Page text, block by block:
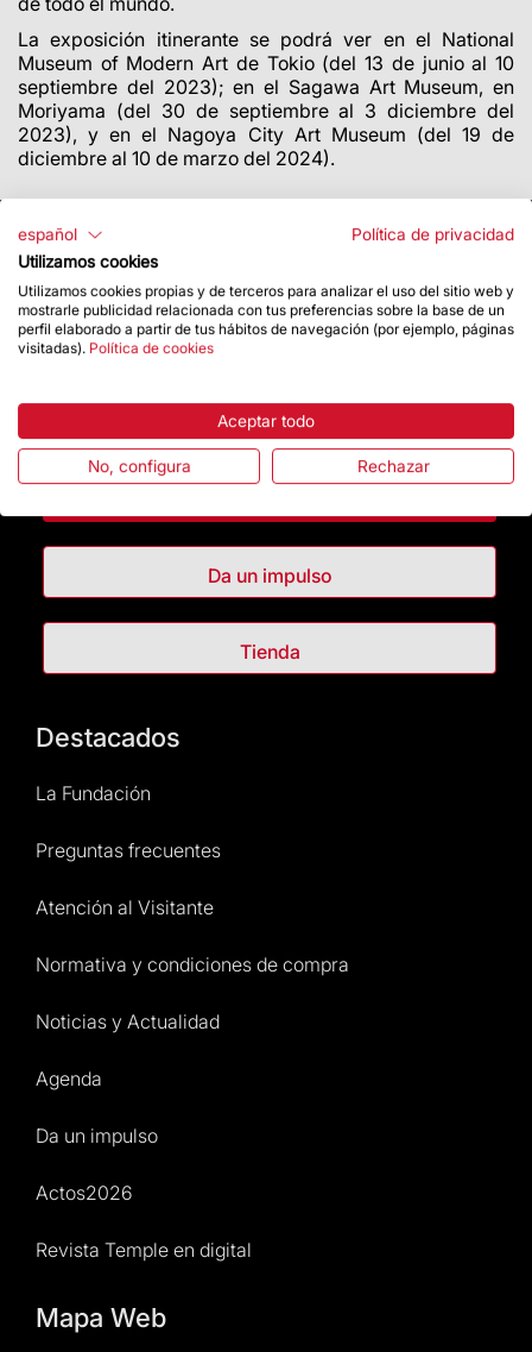
La exposición itinerante se podrá ver en el National
Museum of Modern Art de Tokio (del 13 de junio al 10
septiembre del 2023); en el Sagawa Art Museum, en
Moriyama (del 30 de septiembre al 3 diciembre del
2023), y en el Nagoya City Art Museum (del 19 de
diciembre al 10 de marzo del 2024).
Contacto
Da un impulso
Tienda
Destacados
La Fundación
Preguntas frecuentes
Atención al Visitante
Normativa y condiciones de compra
Noticias y Actualidad
Agenda
Da un impulso
Actos2026
Revista Temple en digital
Mapa Web
español
Política de privacidad
Utilizamos cookies
Utilizamos cookies propias y de terceros para analizar el uso del sitio web y
mostrarle publicidad relacionada con tus preferencias sobre la base de un
perfil elaborado a partir de tus hábitos de navegación (por ejemplo, páginas
visitadas). Política de cookies
Aceptar todo
No, configura Rechazar